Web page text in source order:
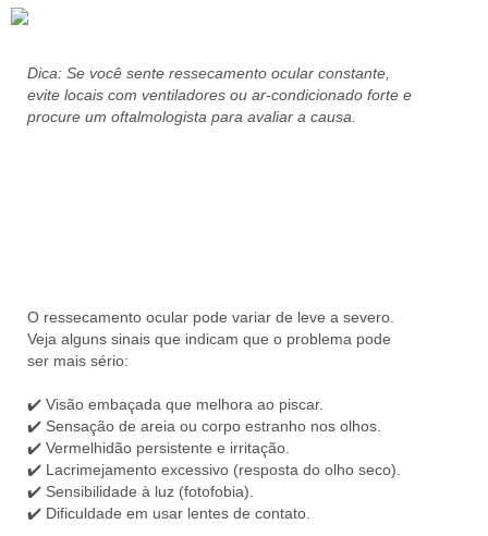
Dica: Se você sente ressecamento ocular constante
evite locais com ventiladores ou ar-condicionado forte e
procure um oftalmologista para avaliar a causa.
O ressecamento ocular pode variar de leve a severo
Veja alguns sinais que indicam que o problema pode
ser mais sério:
✔️ Visão embaçada que melhora ao piscar.
✔️ Sensação de areia ou corpo estranho nos olhos.
✔️ Vermelhidão persistente e irritação.
✔️ Lacrimejamento excessivo (resposta do olho seco).
✔️ Sensibilidade à luz (fotofobia).
✔️ Dificuldade em usar lentes de contato.